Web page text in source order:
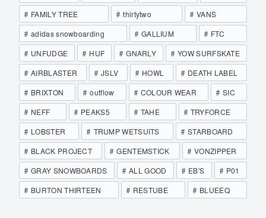
FAMILY TREE
thirtytwo
VANS
adidas snowboarding
GALLIUM
FTC
UNFUDGE
HUF GNARLY
YOW SURFSKATE
AIRBLASTER
JSLV HOWL
DEATH LABEL
BRIXTON
outflow COLOUR WEAR
SIC
NEFF
PEAKS5 TAHE
TRYFORCE
LOBSTER
TRUMP WETSUITS
STARBOARD
BLACK PROJECT
GENTEMSTICK
VONZIPPER
GRAY SNOWBOARDS
ALL GOOD EB'S
P01
BURTON THIRTEEN
RESTUBE BLUEEQ